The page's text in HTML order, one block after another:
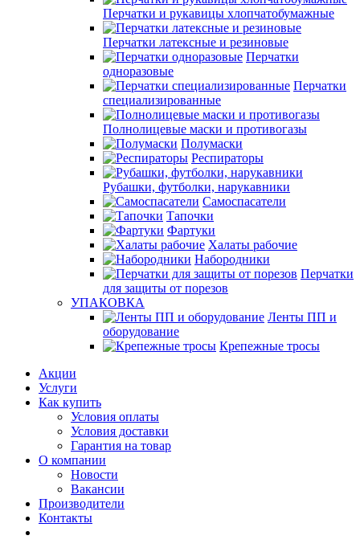
Перчатки и рукавицы хлопчатобумажные
Перчатки латексные и резиновые
Перчатки
одноразовые
Перчатки
специализированные
Полнолицевые маски и противогазы
Полумаски
Респираторы
Рубашки, футболки, нарукавники
Самоспасатели
Тапочки
Фартуки
Халаты рабочие
Набородники
Перчатки
для защиты от порезов
УПАКОВКА
Ленты ПП и
оборудование
Крепежные тросы
Акции
Услуги
Как купить
Условия оплаты
Условия доставки
Гарантия на товар
О компании
Новости
Вакансии
Производители
Контакты